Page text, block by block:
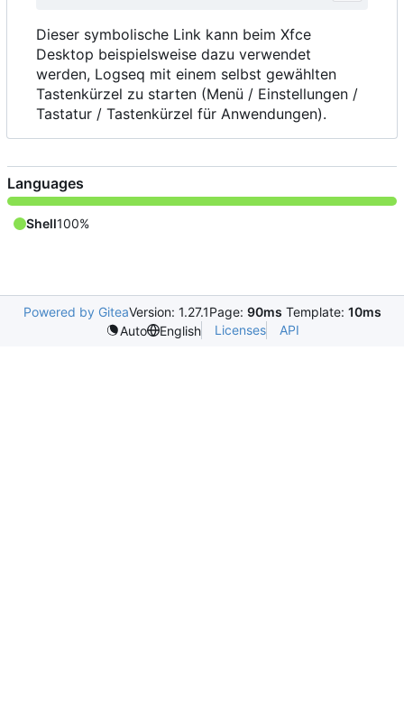
Dieser symbolische Link kann beim Xfce
Desktop beispielsweise dazu verwendet
werden, Logseq mit einem selbst gewählten
Tastenkürzel zu starten (Menü / Einstellungen /
Tastatur / Tastenkürzel für Anwendungen).
Languages
Shell100%
Powered by GiteaVersion: 1.27.1Page: 90ms Template: 10ms
Auto
English Licenses API